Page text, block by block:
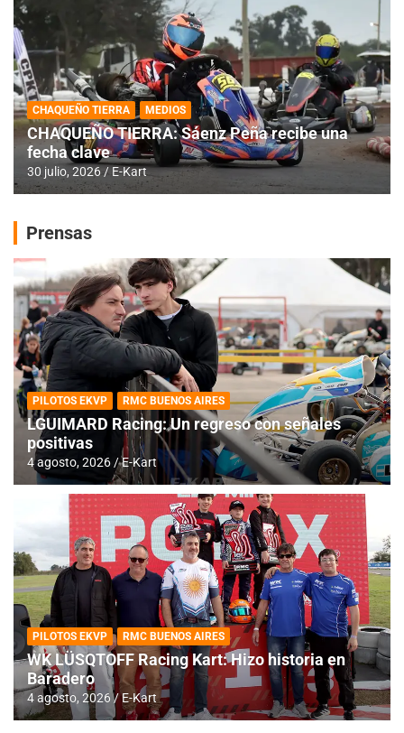
CHAQUEÑO TIERRA MEDIOS
CHAQUEÑO TIERRA: Sáenz Peña recibe una
fecha clave
30 julio, 2026 E-Kart
Prensas
PILOTOS EKVP RMC BUENOS AIRES
LGUIMARD Racing: Un regreso con señales
positivas
4 agosto, 2026 E-Kart
PILOTOS EKVP RMC BUENOS AIRES
WK LÜSQTOFF Racing Kart: Hizo historia en
Baradero
4 agosto, 2026 E-Kart